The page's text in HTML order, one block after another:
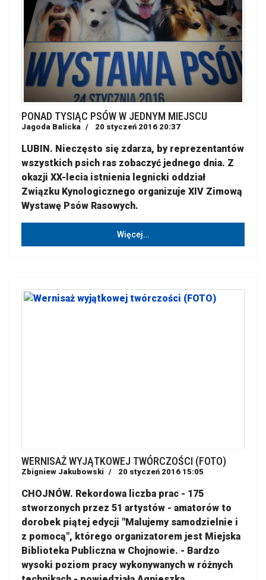
PONAD TYSIĄC PSÓW W JEDNYM MIEJSCU
Jagoda Balicka 20 styczeń 2016 20:37
LUBIN. Nieczęsto się zdarza, by reprezentantów
wszystkich psich ras zobaczyć jednego dnia. Z
okazji XX-lecia istnienia legnicki oddział
Związku Kynologicznego organizuje XIV Zimową
Wystawę Psów Rasowych.
Więcej…
WERNISAŻ WYJĄTKOWEJ TWÓRCZOŚCI (FOTO)
Zbigniew Jakubowski 20 styczeń 2016 15:05
CHOJNÓW. Rekordowa liczba prac - 175
stworzonych przez 51 artystów - amatorów to
dorobek piątej edycji "Malujemy samodzielnie i
z pomocą", którego organizatorem jest Miejska
Biblioteka Publiczna w Chojnowie. - Bardzo
wysoki poziom pracy wykonywanych w różnych